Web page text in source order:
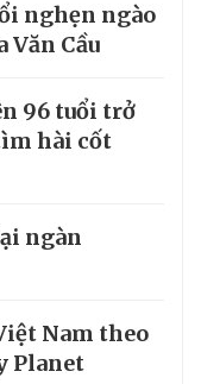
nghẹn ngào
Cầu
96 tuổi trở
hài cốt
ngàn
Nam theo
Planet